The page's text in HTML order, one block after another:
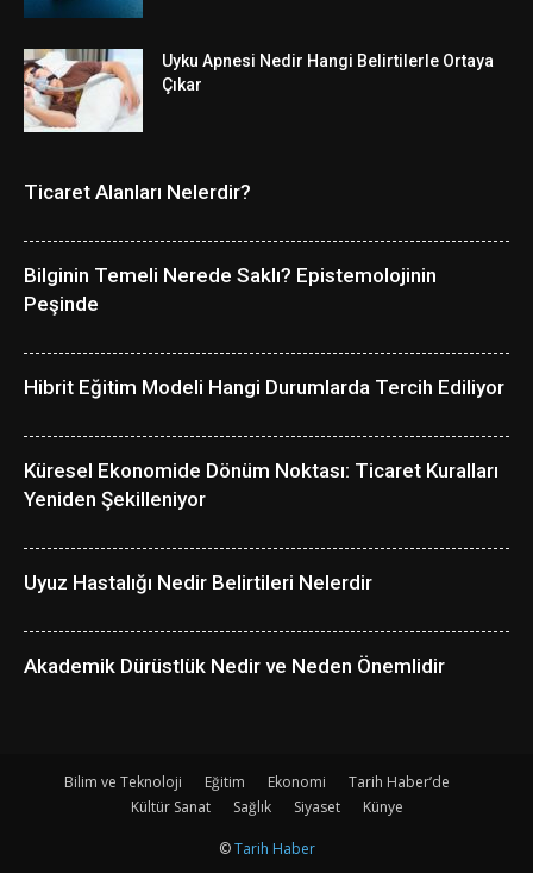
Uyku Apnesi Nedir Hangi Belirtilerle Ortaya
Çıkar
Ticaret Alanları Nelerdir?
Bilginin Temeli Nerede Saklı? Epistemolojinin
Peşinde
Hibrit Eğitim Modeli Hangi Durumlarda Tercih Ediliyor
Küresel Ekonomide Dönüm Noktası: Ticaret Kuralları
Yeniden Şekilleniyor
Uyuz Hastalığı Nedir Belirtileri Nelerdir
Akademik Dürüstlük Nedir ve Neden Önemlidir
Bilim ve Teknoloji Eğitim Ekonomi
Tarih Haber’de
Kültür Sanat
Sağlık Siyaset Künye
©Tarih Haber